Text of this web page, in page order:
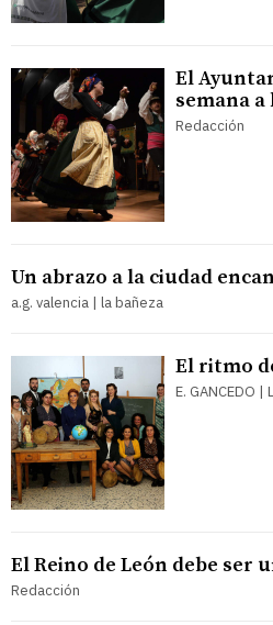
El
semana
Redacción
Un abrazo a la ciudad
a.g. valencia | la bañeza
El ritmo
E. GANCEDO |
El Reino de León debe ser
Redacción